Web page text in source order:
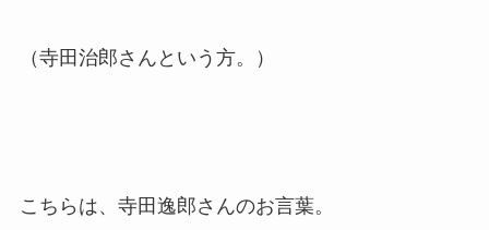
（寺田治郎さんという方。）
こちらは、寺田逸郎さんのお言葉。